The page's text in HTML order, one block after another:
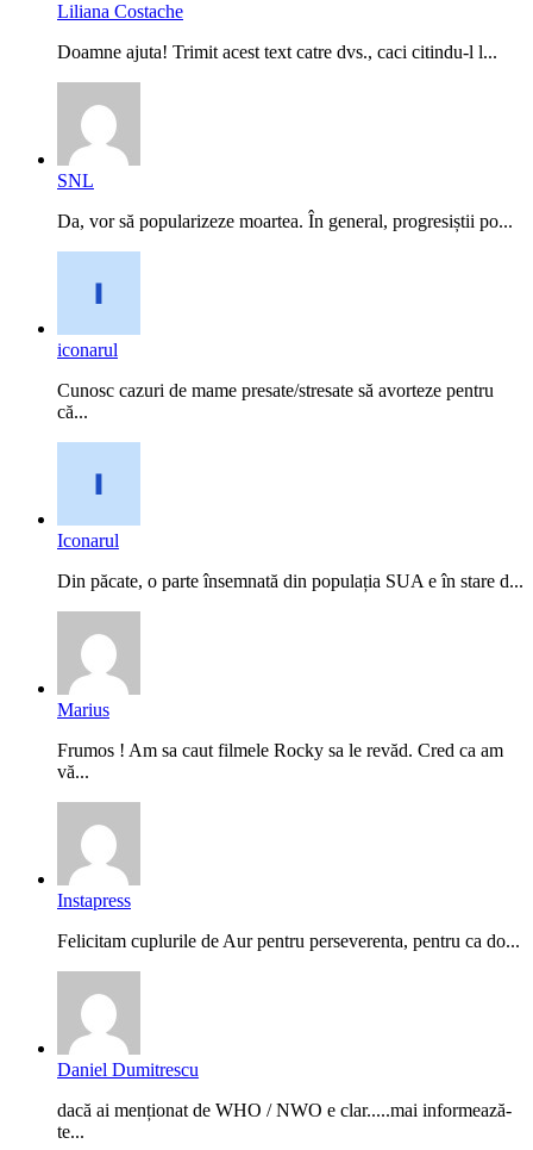
Liliana Costache
Doamne ajuta! Trimit acest text catre dvs., caci citindu-l l...
SNL
Da, vor să popularizeze moartea. În general, progresiștii po...
iconarul
Cunosc cazuri de mame presate/stresate să avorteze pentru
că...
Iconarul
Din păcate, o parte însemnată din populația SUA e în stare d...
Marius
Frumos ! Am sa caut filmele Rocky sa le revăd. Cred ca am
vă...
Instapress
Felicitam cuplurile de Aur pentru perseverenta, pentru ca do...
Daniel Dumitrescu
dacă ai menționat de WHO / NWO e clar.....mai informează-
te...